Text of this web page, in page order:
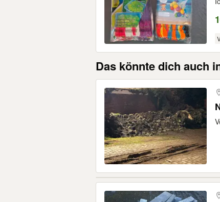
Das könnte dich auch